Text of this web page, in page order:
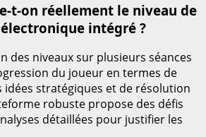
t-on réellement le niveau de
intégré ?
des niveaux sur plusieurs séances
du joueur en termes de
idées stratégiques et de résolution
robuste propose des défis
détaillées pour justifier les